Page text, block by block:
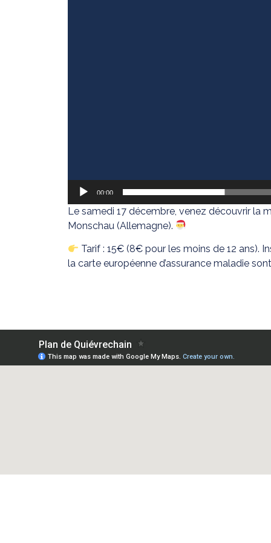
00:00
Le samedi 17 décembre, venez découvrir la
Monschau (Allemagne).
Tarif : 15€ (8€ pour les moins de 12 ans).
la carte européenne d’assurance maladie